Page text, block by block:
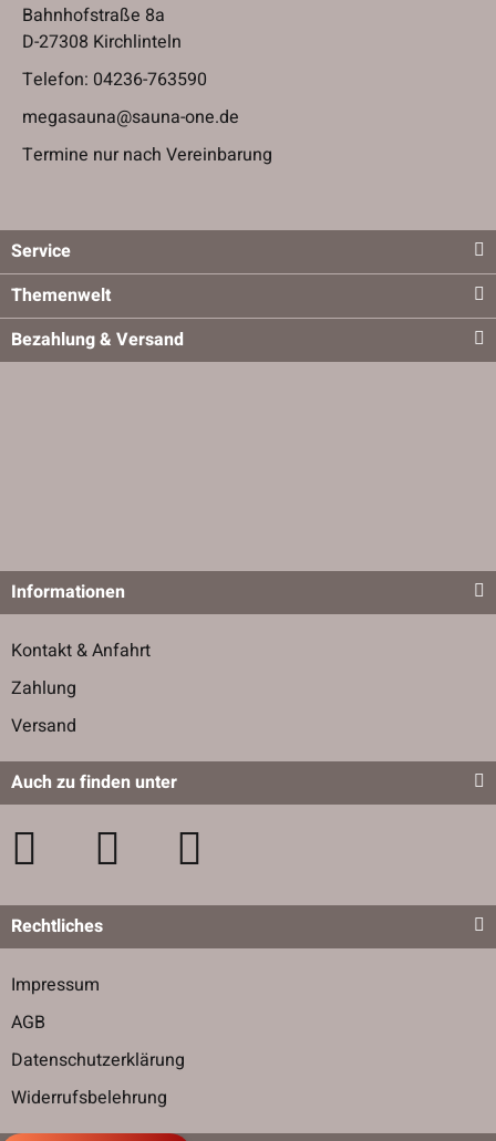
Bahnhofstraße 8a
D-27308 Kirchlinteln
Telefon: 04236-763590
megasauna@sauna-one.de
Termine nur nach Vereinbarung
Service
Themenwelt
Bezahlung & Versand
Informationen
Kontakt & Anfahrt
Zahlung
Versand
Auch zu finden unter
Rechtliches
Impressum
AGB
Datenschutzerklärung
Widerrufsbelehrung